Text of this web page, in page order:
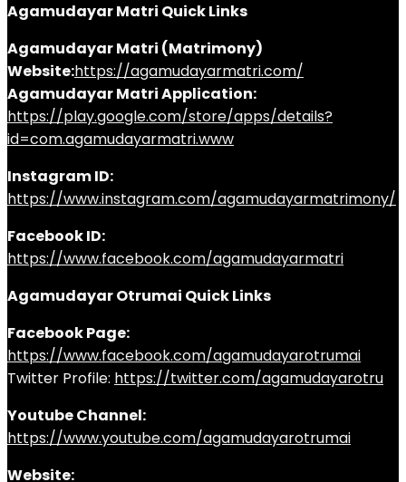
Agamudayar Matri Quick Links
Agamudayar Matri (Matrimony)
Website:https://agamudayarmatri.com/
Agamudayar Matri Application:
https://play.google.com/store/apps/details?
id=com.agamudayarmatri.www
Instagram ID:
https://www.instagram.com/agamudayarmatrimony/
Facebook ID:
https://www.facebook.com/agamudayarmatri
Agamudayar Otrumai Quick Links
Facebook Page:
https://www.facebook.com/agamudayarotrumai
Twitter Profile: https://twitter.com/agamudayarotru
Youtube Channel:
https://www.youtube.com/agamudayarotrumai
Website: